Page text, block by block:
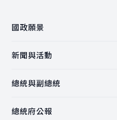
國政願景
新聞與活動
總統與副總統
總統府公報